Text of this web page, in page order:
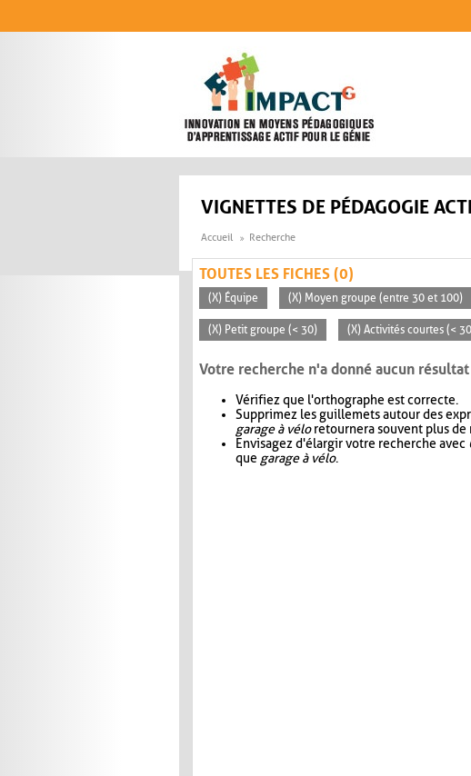
VIGNETTES DE PÉDAGOGIE
Accueil Recherche
TOUTES LES FICHES (0)
(X) Équipe (X) Moyen groupe (entre 30 et 100)
(X) Petit groupe (< 30) (X) Activités courtes (<
Votre recherche n'a donné aucun résultat
Vérifiez que l'orthographe est correcte.
Supprimez les guillemets autour des
garage à véloretournera souvent plus de
Envisagez d'élargir votre recherche avec
que garage à vélo.